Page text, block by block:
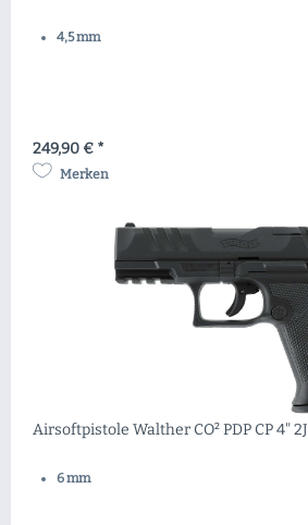
4,5 mm
249,90 € *
Merken
Airsoftpistole Walther CO² PDP CP 4" 2J
6 mm